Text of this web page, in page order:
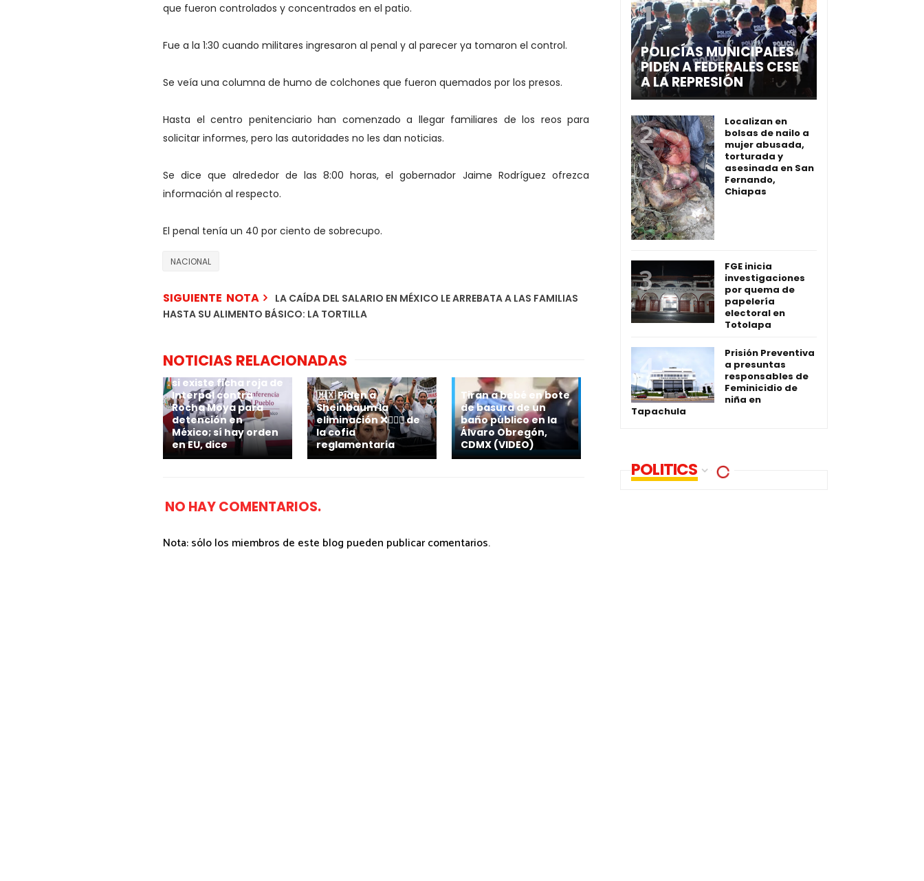
que fueron controlados y concentrados en el patio.
Fue a la 1:30 cuando militares ingresaron al penal y al parecer ya tomaron el control.
Se veía una columna de humo de colchones que fueron quemados por los presos.
Hasta el centro penitenciario han comenzado a llegar familiares de los reos para
solicitar informes, pero las autoridades no les dan noticias.
Se dice que alrededor de las 8:00 horas, el gobernador Jaime Rodríguez ofrezca
información al respecto.
El penal tenía un 40 por ciento de sobrecupo.
NACIONAL
SIGUIENTE NOTA
LA CAÍDA DEL SALARIO EN MÉXICO LE ARREBATA A LAS FAMILIAS
HASTA SU ALIMENTO BÁSICO: LA TORTILLA
NOTICIAS RELACIONADAS
Harfuch desconoce
si existe ficha roja de
Interpol contra
Rocha Moya para
detención en
México; sí hay orden
en EU, dice
🇲🇽 Piden a
Sheinbaum la
eliminación ❌👩🏻‍⚕️ de
la cofia
reglamentaria
Tiran a bebé en bote
de basura de un
baño público en la
Álvaro Obregón,
CDMX (VIDEO)
NO HAY COMENTARIOS.
Nota: sólo los miembros de este blog pueden publicar comentarios.
POLICÍAS MUNICIPALES
PIDEN A FEDERALES CESE
A LA REPRESIÓN
Localizan en
bolsas de nailo a
mujer abusada,
torturada y
asesinada en San
Fernando,
Chiapas
FGE inicia
investigaciones
por quema de
papelería
electoral en
Totolapa
Prisión Preventiva
a presuntas
responsables de
Feminicidio de
niña en
Tapachula
POLITICS